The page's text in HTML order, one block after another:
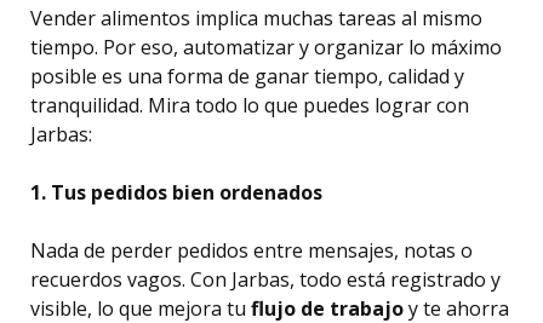
Vender alimentos implica muchas tareas al mismo
tiempo. Por eso, automatizar y organizar lo máximo
posible es una forma de ganar tiempo, calidad y
tranquilidad. Mira todo lo que puedes lograr con
Jarbas:
1. Tus pedidos bien ordenados
Nada de perder pedidos entre mensajes, notas o
recuerdos vagos. Con Jarbas, todo está registrado y
visible, lo que mejora tu flujo de trabajoy te ahorra